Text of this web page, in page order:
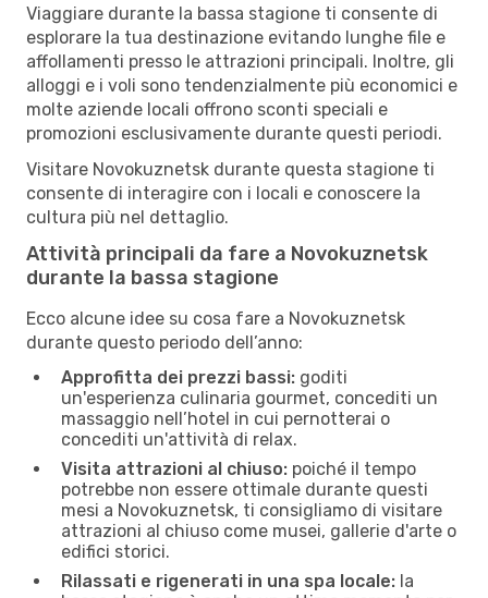
Viaggiare durante la bassa stagione ti consente di
esplorare la tua destinazione evitando lunghe file e
affollamenti presso le attrazioni principali. Inoltre, gli
alloggi e i voli sono tendenzialmente più economici e
molte aziende locali offrono sconti speciali e
promozioni esclusivamente durante questi periodi.
Visitare Novokuznetsk durante questa stagione ti
consente di interagire con i locali e conoscere la
cultura più nel dettaglio.
Attività principali da fare a Novokuznetsk
durante la bassa stagione
Ecco alcune idee su cosa fare a Novokuznetsk
durante questo periodo dell’anno:
Approfitta dei prezzi bassi: goditi
un'esperienza culinaria gourmet, concediti un
massaggio nell’hotel in cui pernotterai o
concediti un'attività di relax.
Visita attrazioni al chiuso: poiché il tempo
potrebbe non essere ottimale durante questi
mesi a Novokuznetsk, ti consigliamo di visitare
attrazioni al chiuso come musei, gallerie d'arte o
edifici storici.
Rilassati e rigenerati in una spa locale: la